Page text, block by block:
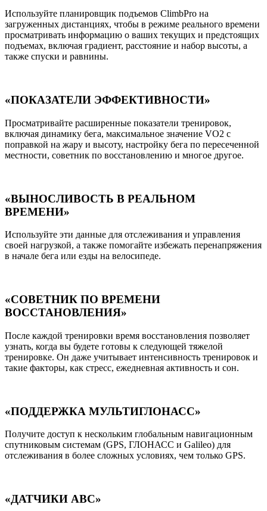
Используйте планировщик подъемов ClimbPro на
загруженных дистанциях, чтобы в режиме реального времени
просматривать информацию о ваших текущих и предстоящих
подъемах, включая градиент, расстояние и набор высоты, а
также спуски и равнины.
«ПОКАЗАТЕЛИ ЭФФЕКТИВНОСТИ»
Просматривайте расширенные показатели тренировок,
включая динамику бега, максимальное значение VO2 с
поправкой на жару и высоту, настройку бега по пересеченной
местности, советник по восстановлению и многое другое.
«ВЫНОСЛИВОСТЬ В РЕАЛЬНОМ
ВРЕМЕНИ»
Используйте эти данные для отслеживания и управления
своей нагрузкой, а также помогайте избежать перенапряжения
в начале бега или езды на велосипеде.
«СОВЕТНИК ПО ВРЕМЕНИ
ВОССТАНОВЛЕНИЯ»
После каждой тренировки время восстановления позволяет
узнать, когда вы будете готовы к следующей тяжелой
тренировке. Он даже учитывает интенсивность тренировок и
такие факторы, как стресс, ежедневная активность и сон.
«ПОДДЕРЖКА МУЛЬТИГЛОНАСС»
Получите доступ к нескольким глобальным навигационным
спутниковым системам (GPS, ГЛОНАСС и Galileo) для
отслеживания в более сложных условиях, чем только GPS.
«ДАТЧИКИ АВС»